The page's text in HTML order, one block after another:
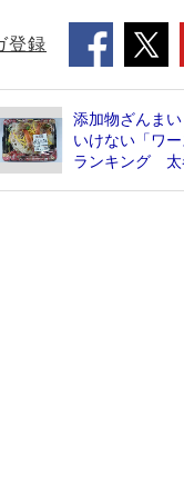
登録
添加物ざんま
いけない「ワー
ランキング 太